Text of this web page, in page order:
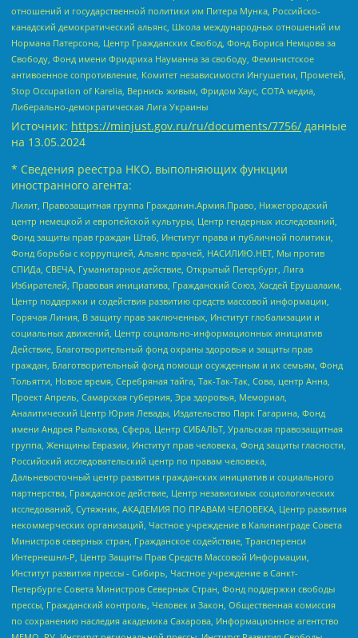
отношений и государственной политики им Питера Мунка, Российско-
канадский демократический альянс, Школа международных отношений им
Нормана Патерсона, Центр Гражданских Свобод, Фонд Бориса Немцова за
Свободу, Фонд имени Фридриха Науманна за свободу, Феминистское
антивоенное сопротивление, Комитет независимости Ингушетии, Прометей,
Stop Occupation of Karelia, Вернись живым, Фридом Хаус, СОТА медиа,
Либерально-демократическая Лига Украины
Источник: https://minjust.gov.ru/ru/documents/7756/ данные
на 13.05.2024
* Сведения реестра НКО, выполняющих функции
иностранного агента:
Лилит, Правозащитная группа Гражданин.Армия.Право, Нижегородский
центр немецкой и европейской культуры, Центр гендерных исследований,
Фонд защиты прав граждан Штаб, Институт права и публичной политики,
Фонд борьбы с коррупцией, Альянс врачей, НАСИЛИЮ.НЕТ, Мы против
СПИДа, СВЕЧА, Гуманитарное действие, Открытый Петербург, Лига
Избирателей, Правовая инициатива, Гражданский Союз, Хасдей Ерушалаим,
Центр поддержки и содействия развитию средств массовой информации,
Горячая Линия, В защиту прав заключенных, Институт глобализации и
социальных движений, Центр социально-информационных инициатив
Действие, Благотворительный фонд охраны здоровья и защиты прав
граждан, Благотворительный фонд помощи осужденным и их семьям, Фонд
Тольятти, Новое время, Серебряная тайга, Так-Так-Так, Сова, центр Анна,
Проект Апрель, Самарская губерния, Эра здоровья, Мемориал,
Аналитический Центр Юрия Левады, Издательство Парк Гагарина, Фонд
имени Андрея Рылькова, Сфера, Центр СИБАЛЬТ, Уральская правозащитная
группа, Женщины Евразии, Институт прав человека, Фонд защиты гласности,
Российский исследовательский центр по правам человека,
Дальневосточный центр развития гражданских инициатив и социального
партнерства, Гражданское действие, Центр независимых социологических
исследований, Сутяжник, АКАДЕМИЯ ПО ПРАВАМ ЧЕЛОВЕКА, Центр развития
некоммерческих организаций, Частное учреждение в Калининграде Совета
Министров северных стран, Гражданское содействие, Трансперенси
Интернешнл-Р, Центр Защиты Прав Средств Массовой Информации,
Институт развития прессы - Сибирь, Частное учреждение в Санкт-
Петербурге Совета Министров Северных Стран, Фонд поддержки свободы
прессы, Гражданский контроль, Человек и Закон, Общественная комиссия
по сохранению наследия академика Сахарова, Информационное агентство